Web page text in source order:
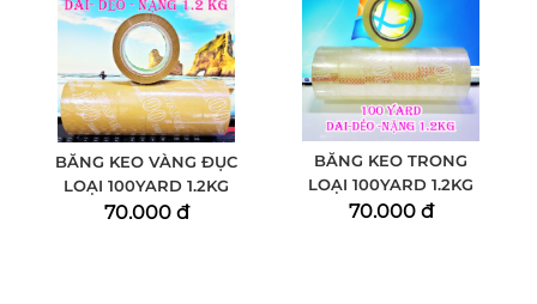
BĂNG KEO VÀNG ĐỤC
LOẠI 100YARD 1.2KG
70.000 đ
BĂNG KEO TRONG
LOẠI 100YARD 1.2KG
70.000 đ